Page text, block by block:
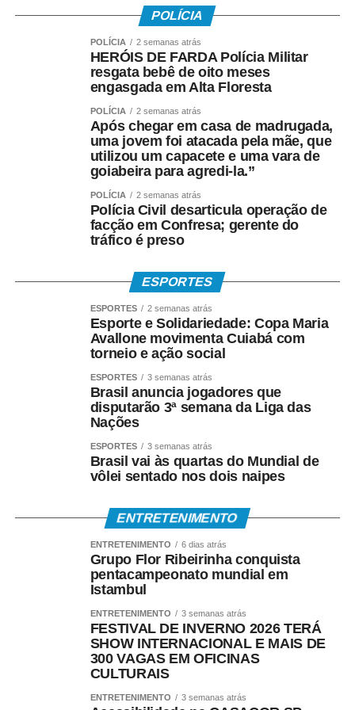
gratuitas em bairros populares e projetos sociais,
ensinando não apenas a construir pipas, mas também
valores como respeito, disciplina, convivência e
responsabilidade. Muitas dessas crianças encontraram
na atividade uma alternativa de lazer saudável e alguns
jovens passaram, inclusive, a produzir pipas para
complementar a renda familiar.
Formado em Educação Física, estudante de Psicologia e
reconhecido com o título de Comendador pelo trabalho
desenvolvido em comunidades, ele transformou a pipa
em uma ferramenta pedagógica. Em suas oficinas, utiliza
a atividade para ensinar conteúdos de História,
além de promover reflexões sobre bullying, preconceito,
cidadania e inclusão social.
“A pipa mudou a minha vida. Foi meu brinquedo, meu
lazer e também meu sustento. Hoje tenho a alegria de
devolver isso para outras crianças, mostrando que elas
podem aprender, sonhar e construir oportunidades por
meio de uma brincadeira tão simples e tão rica
culturalmente”, afirma o arte-educador que utiliza a rede
social @grincopipascuiaba, no Instagram.
*DA BRINCADEIRA AO ESPORTE*
Além de símbolo da infância brasileira, a pipa também
conquistou espaço como modalidade esportiva.
Atualmente existem campeonatos municipais, estaduais,
nacionais, sul-americanos e mundiais, reunindo atletas
em disputas que avaliam técnica, criatividade,
Gringo é um dos principais incentivadores dessa
modalidade em Mato Grosso. Presidente da Associação
Mato-Grossense de Pipeiros, ele organiza festivais,
competições e encontros que reúnem praticantes de
POLÍCIA
POLÍCIA 2 semanas atrás
HERÓIS DE FARDA Polícia Militar
resgata bebê de oito meses
engasgada em Alta Floresta
POLÍCIA 2 semanas atrás
Após chegar em casa de madrugada,
uma jovem foi atacada pela mãe, que
utilizou um capacete e uma vara de
goiabeira para agredi-la.”
POLÍCIA 2 semanas atrás
Polícia Civil desarticula operação de
facção em Confresa; gerente do
tráfico é preso
ESPORTES
ESPORTES 2 semanas atrás
Esporte e Solidariedade: Copa Maria
Avallone movimenta Cuiabá com
torneio e ação social
ESPORTES 3 semanas atrás
Brasil anuncia jogadores que
disputarão 3ª semana da Liga das
Nações
ESPORTES 3 semanas atrás
Brasil vai às quartas do Mundial de
vôlei sentado nos dois naipes
ENTRETENIMENTO
ENTRETENIMENTO 6 dias atrás
Grupo Flor Ribeirinha conquista
pentacampeonato mundial em
Istambul
ENTRETENIMENTO 3 semanas atrás
FESTIVAL DE INVERNO 2026 TERÁ
SHOW INTERNACIONAL E MAIS DE
300 VAGAS EM OFICINAS
CULTURAIS
ENTRETENIMENTO 3 semanas atrás